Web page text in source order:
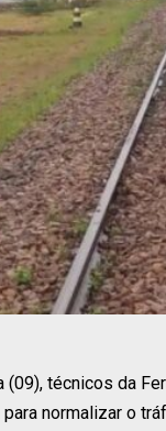
técnicos da
normalizar o